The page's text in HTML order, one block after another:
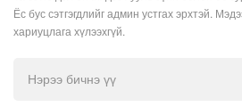
Ёс бус сэтгэгдлийг админ устгах эрхтэй.
хариуцлага хүлээхгүй.